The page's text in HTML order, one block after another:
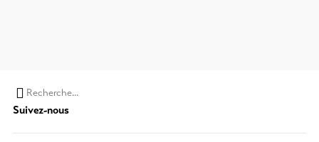
Chaine
de
recherche
Suivez-nous